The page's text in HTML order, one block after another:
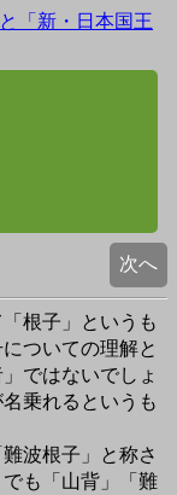
「新・日本国王
次へ
根子」というも
ついての理解と
ではないでしょ
乗れるというも
波根子」と称さ
も「山背」「難